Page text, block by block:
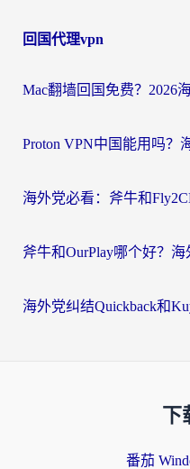
回国代理vpn
番茄